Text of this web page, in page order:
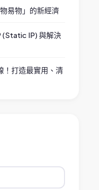
易物」的新經濟
IP) 與解決
！打造最實用、清